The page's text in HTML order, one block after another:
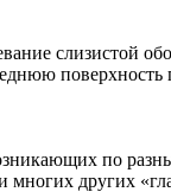
слизистой
по
многих других